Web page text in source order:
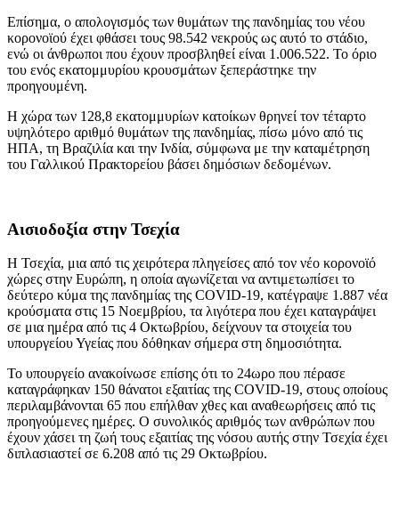
Επίσημα, ο απολογισμός των θυμάτων της πανδημίας του νέου
κορονοϊού έχει φθάσει τους 98.542 νεκρούς ως αυτό το στάδιο,
ενώ οι άνθρωποι που έχουν προσβληθεί είναι 1.006.522. Το όριο
του ενός εκατομμυρίου κρουσμάτων ξεπεράστηκε την
προηγουμένη.
Η χώρα των 128,8 εκατομμυρίων κατοίκων θρηνεί τον τέταρτο
υψηλότερο αριθμό θυμάτων της πανδημίας, πίσω μόνο από τις
ΗΠΑ, τη Βραζιλία και την Ινδία, σύμφωνα με την καταμέτρηση
του Γαλλικού Πρακτορείου βάσει δημόσιων δεδομένων.
Αισιοδοξία στην Τσεχία
Η Τσεχία, μια από τις χειρότερα πληγείσες από τον νέο κορονοϊό
χώρες στην Ευρώπη, η οποία αγωνίζεται να αντιμετωπίσει το
δεύτερο κύμα της πανδημίας της COVID-19, κατέγραψε 1.887 νέα
κρούσματα στις 15 Νοεμβρίου, τα λιγότερα που έχει καταγράψει
σε μια ημέρα από τις 4 Οκτωβρίου, δείχνουν τα στοιχεία του
υπουργείου Υγείας που δόθηκαν σήμερα στη δημοσιότητα.
Το υπουργείο ανακοίνωσε επίσης ότι το 24ωρο που πέρασε
καταγράφηκαν 150 θάνατοι εξαιτίας της COVID-19, στους οποίους
περιλαμβάνονται 65 που επήλθαν χθες και αναθεωρήσεις από τις
προηγούμενες ημέρες. Ο συνολικός αριθμός των ανθρώπων που
έχουν χάσει τη ζωή τους εξαιτίας της νόσου αυτής στην Τσεχία έχει
διπλασιαστεί σε 6.208 από τις 29 Οκτωβρίου.